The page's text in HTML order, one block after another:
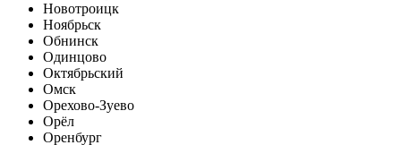
Новотроицк
Ноябрьск
Обнинск
Одинцово
Октябрьский
Омск
Орехово-Зуево
Орёл
Оренбург